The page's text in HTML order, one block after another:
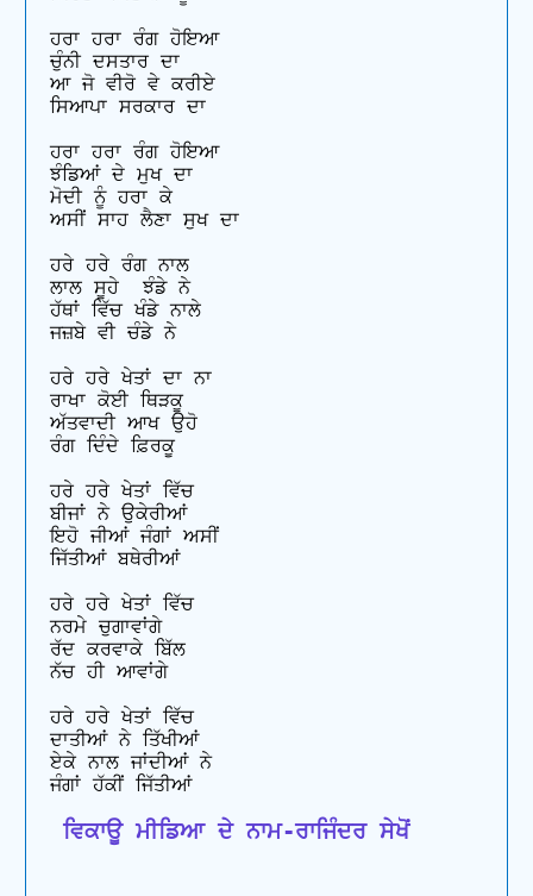
ਹਰਾ ਹਰਾ ਰੰਗ ਹੋਇਆ
ਚੁੰਨੀ ਦਸਤਾਰ ਦਾ
ਆ ਜੋ ਵੀਰੋ ਵੇ ਕਰੀਏ
ਸਿਆਪਾ ਸਰਕਾਰ ਦਾ
ਹਰਾ ਹਰਾ ਰੰਗ ਹੋਇਆ
ਝੰਡਿਆਂ ਦੇ ਮੁਖ ਦਾ
ਮੋਦੀ ਨੂੰ ਹਰਾ ਕੇ
ਅਸੀਂ ਸਾਹ ਲੈਣਾ ਸੁਖ ਦਾ
ਹਰੇ ਹਰੇ ਰੰਗ ਨਾਲ
ਲਾਲ ਸੂਹੇ  ਝੰਡੇ ਨੇ
ਹੱਥਾਂ ਵਿੱਚ ਖੰਡੇ ਨਾਲੇ
ਜਜ਼ਬੇ ਵੀ ਚੰਡੇ ਨੇ
ਹਰੇ ਹਰੇ ਖੇਤਾਂ ਦਾ ਨਾ
ਰਾਖਾ ਕੋਈ ਥਿੜਕੂ
ਅੱਤਵਾਦੀ ਆਖ ਉਹੋ
ਰੰਗ ਦਿੰਦੇ ਫ਼ਿਰਕੂ
ਹਰੇ ਹਰੇ ਖੇਤਾਂ ਵਿੱਚ
ਬੀਜਾਂ ਨੇ ਉਕੇਰੀਆਂ
ਇਹੋ ਜੀਆਂ ਜੰਗਾਂ ਅਸੀਂ
ਜਿੱਤੀਆਂ ਬਥੇਰੀਆਂ
ਹਰੇ ਹਰੇ ਖੇਤਾਂ ਵਿੱਚ
ਨਰਮੇ ਚੁਗਾਵਾਂਗੇ
ਰੱਦ ਕਰਵਾਕੇ ਬਿੱਲ
ਨੱਚ ਹੀ ਆਵਾਂਗੇ
ਹਰੇ ਹਰੇ ਖੇਤਾਂ ਵਿੱਚ
ਦਾਤੀਆਂ ਨੇ ਤਿੱਖੀਆਂ
ਏਕੇ ਨਾਲ ਜਾਂਦੀਆਂ ਨੇ
ਵਿਕਾਊ ਮੀਡਿਆ ਦੇ ਨਾਮ-ਰਾਜਿੰਦਰ ਸੇਖੋਂ